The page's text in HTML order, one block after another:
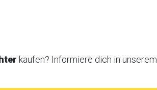
kaufen? Informiere dich in unserem